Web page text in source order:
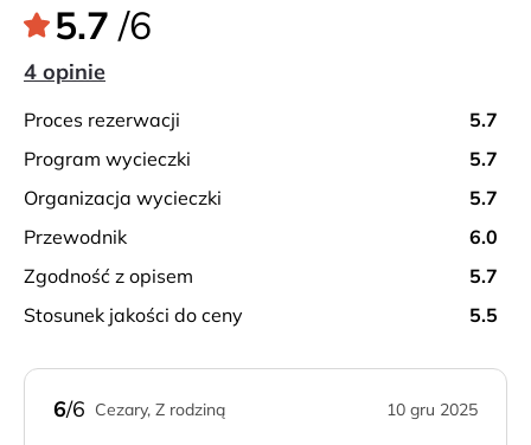
5.7 /6
4 opinie
proces rezerwacji
5.7
program wycieczki
5.7
organizacja wycieczki
5.7
przewodnik
6.0
zgodność z opisem
5.7
stosunek jakości do ceny
5.5
6/6 Cezary, Z rodziną 10 gru 2025